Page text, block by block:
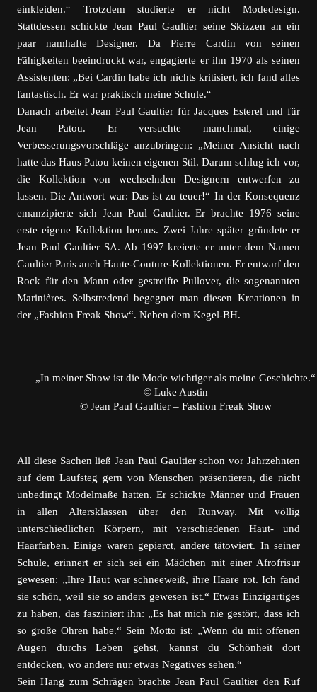
einkleiden.“ Trotzdem studierte er nicht Modedesign.
Stattdessen schickte Jean Paul Gaultier seine Skizzen an ein
paar namhafte Designer. Da Pierre Cardin von seinen
Fähigkeiten beeindruckt war, engagierte er ihn 1970 als seinen
Assistenten: „Bei Cardin habe ich nichts kritisiert, ich fand alles
fantastisch. Er war praktisch meine Schule.“
Danach arbeitet Jean Paul Gaultier für Jacques Esterel und für
Jean Patou. Er versuchte manchmal, einige
Verbesserungsvorschläge anzubringen: „Meiner Ansicht nach
hatte das Haus Patou keinen eigenen Stil. Darum schlug ich vor,
die Kollektion von wechselnden Designern entwerfen zu
lassen. Die Antwort war: Das ist zu teuer!“ In der Konsequenz
emanzipierte sich Jean Paul Gaultier. Er brachte 1976 seine
erste eigene Kollektion heraus. Zwei Jahre später gründete er
Jean Paul Gaultier SA. Ab 1997 kreierte er unter dem Namen
Gaultier Paris auch Haute-Couture-Kollektionen. Er entwarf den
Rock für den Mann oder gestreifte Pullover, die sogenannten
Marinières. Selbstredend begegnet man diesen Kreationen in
der „Fashion Freak Show“. Neben dem Kegel-BH.
„In meiner Show ist die Mode wichtiger als meine Geschichte.“
© Luke Austin
© Jean Paul Gaultier – Fashion Freak Show
All diese Sachen ließ Jean Paul Gaultier schon vor Jahrzehnten
auf dem Laufsteg gern von Menschen präsentieren, die nicht
unbedingt Modelmaße hatten. Er schickte Männer und Frauen
in allen Altersklassen über den Runway. Mit völlig
unterschiedlichen Körpern, mit verschiedenen Haut- und
Haarfarben. Einige waren gepierct, andere tätowiert. In seiner
Schule, erinnert er sich sei ein Mädchen mit einer Afrofrisur
gewesen: „Ihre Haut war schneeweiß, ihre Haare rot. Ich fand
sie schön, weil sie so anders gewesen ist.“ Etwas Einzigartiges
zu haben, das fasziniert ihn: „Es hat mich nie gestört, dass ich
so große Ohren habe.“ Sein Motto ist: „Wenn du mit offenen
Augen durchs Leben gehst, kannst du Schönheit dort
entdecken, wo andere nur etwas Negatives sehen.“
Sein Hang zum Schrägen brachte Jean Paul Gaultier den Ruf